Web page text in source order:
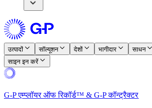
उत्पादों​​ सॉल्यूशन​​ देशों​​ भागीदार​​
साधन​​
साइन इन करें​​
G-P एम्प्लॉयर ऑफ रिकॉर्ड™ & G-P कॉन्ट्रैक्टर​​